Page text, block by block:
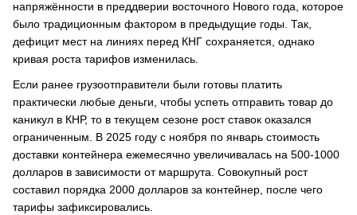
напряжённости в преддверии восточного Нового года, которое
было традиционным фактором в предыдущие годы. Так,
дефицит мест на линиях перед КНГ сохраняется, однако
кривая роста тарифов изменилась.
Если ранее грузоотправители были готовы платить
практически любые деньги, чтобы успеть отправить товар до
каникул в КНР, то в текущем сезоне рост ставок оказался
ограниченным. В 2025 году с ноября по январь стоимость
доставки контейнера ежемесячно увеличивалась на 500-1000
долларов в зависимости от маршрута. Совокупный рост
составил порядка 2000 долларов за контейнер, после чего
тарифы зафиксировались.